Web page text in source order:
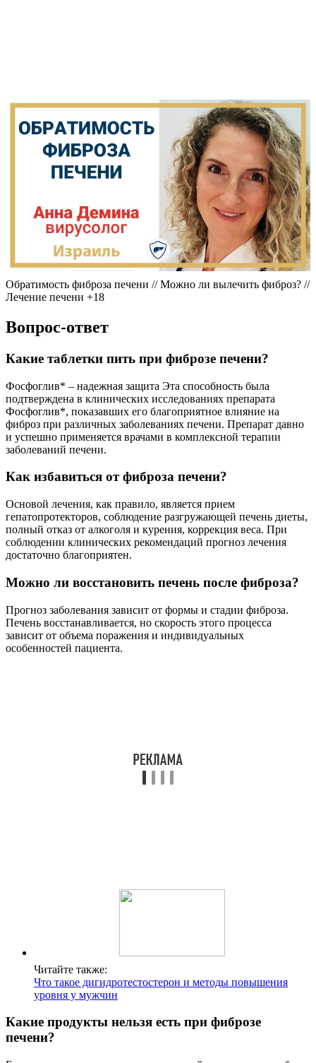
Обратимость фиброза печени // Можно ли вылечить фиброз? //
Лечение печени +18
Вопрос-ответ
Какие таблетки пить при фиброзе печени?
Фосфоглив* – надежная защита Эта способность была
подтверждена в клинических исследованиях препарата
Фосфоглив*, показавших его благоприятное влияние на
фиброз при различных заболеваниях печени. Препарат давно
и успешно применяется врачами в комплексной терапии
заболеваний печени.
Как избавиться от фиброза печени?
Основой лечения, как правило, является прием
гепатопротекторов, соблюдение разгружающей печень диеты,
полный отказ от алкоголя и курения, коррекция веса. При
соблюдении клинических рекомендаций прогноз лечения
достаточно благоприятен.
Можно ли восстановить печень после фиброза?
Прогноз заболевания зависит от формы и стадии фиброза.
Печень восстанавливается, но скорость этого процесса
зависит от объема поражения и индивидуальных
особенностей пациента.
Читайте также:
Что такое дигидротестостерон и методы повышения
уровня у мужчин
Какие продукты нельзя есть при фиброзе
печени?